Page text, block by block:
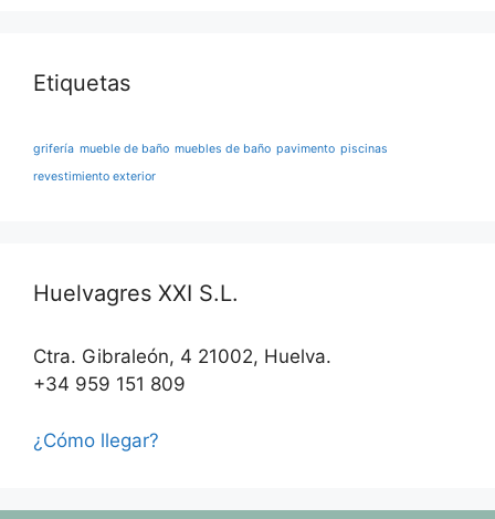
Etiquetas
grifería mueble de baño muebles de baño pavimento piscinas
revestimiento exterior
Huelvagres XXI S.L.
Ctra. Gibraleón, 4 21002, Huelva.
+34 959 151 809
¿Cómo llegar?